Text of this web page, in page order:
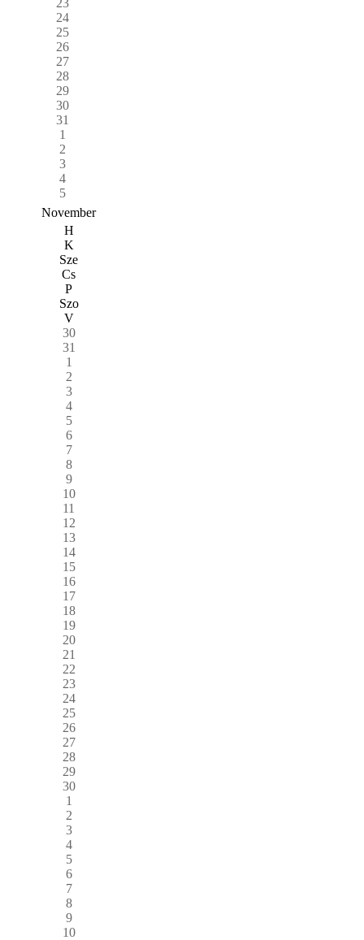
24
25
26
27
28
29
30
31
1
2
3
4
5
November
H
K
Sze
Cs
P
Szo
V
30
31
1
2
3
4
5
6
7
8
9
10
11
12
13
14
15
16
17
18
19
20
21
22
23
24
25
26
27
28
29
30
1
2
3
4
5
6
7
8
9
10